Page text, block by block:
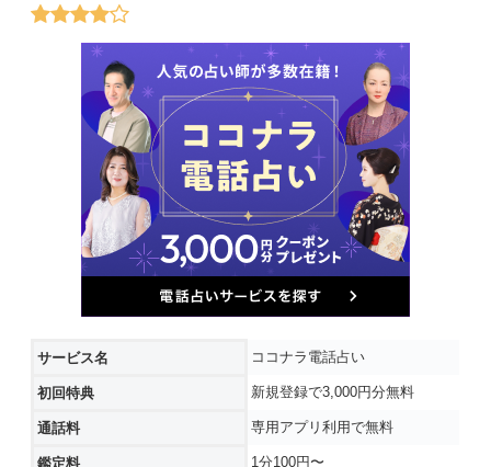
サービス名 ココナラ電話占い
初回特典 新規登録で3,000円分無料
通話料 専用アプリ利用で無料
鑑定料 1分100円〜